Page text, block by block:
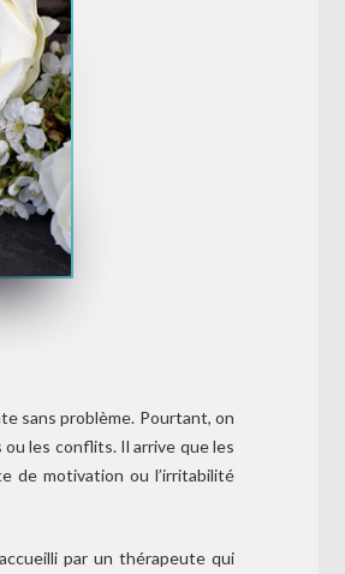
sans problème. Pourtant, on
les conflits. Il arrive que les
de motivation ou l’irritabilité
par un thérapeute qui